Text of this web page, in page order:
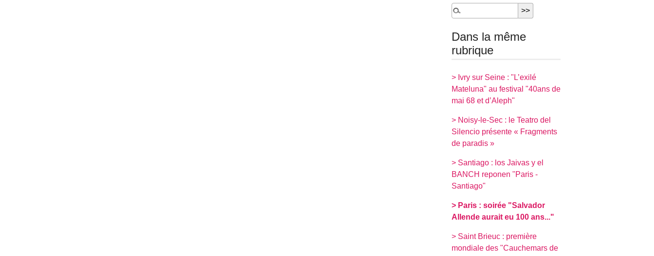
Dans la même
rubrique
> Ivry sur Seine : "L’exilé
Mateluna" au festival "40ans de
mai 68 et d’Aleph"
> Noisy-le-Sec : le Teatro del
Silencio présente « Fragments
de paradis »
> Santiago : los Jaivas y el
BANCH reponen "Paris -
Santiago"
> Paris : soirée "Salvador
Allende aurait eu 100 ans..."
> Saint Brieuc : première
mondiale des "Cauchemars de